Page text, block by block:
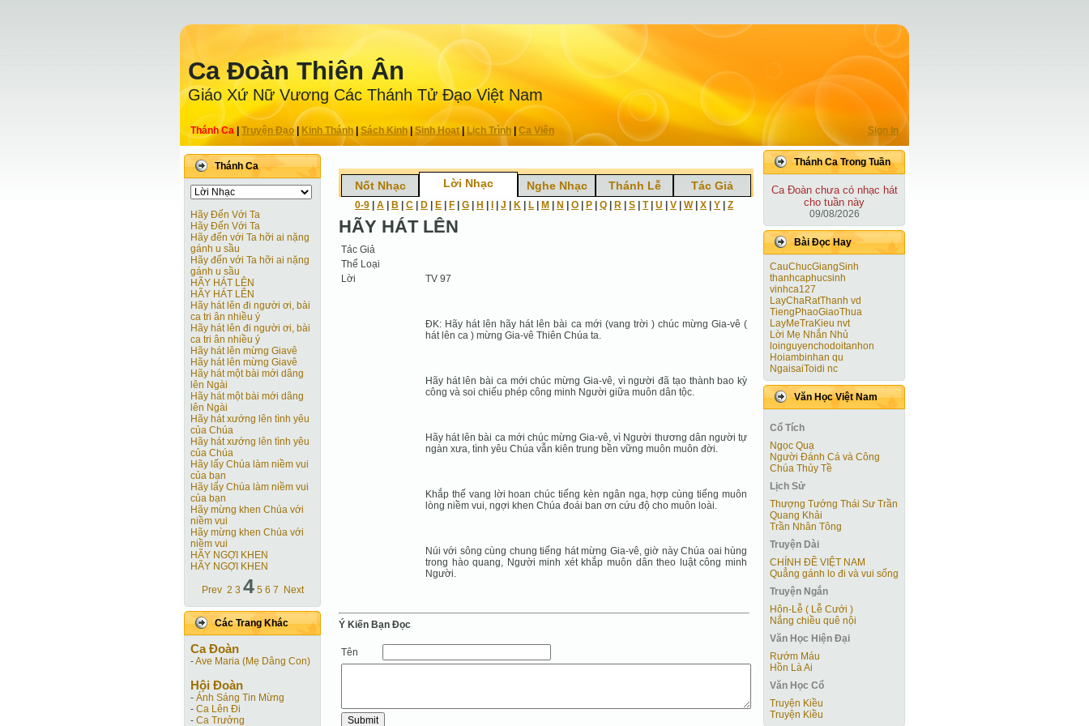
Ca Ðoàn Thiên Ân
Giáo Xứ Nữ Vương Các Thánh Tử Ðạo Việt Nam
Thánh Ca Truyện Ðạo| Kinh Thánh Sách Kinh|Sinh Hoạt| Lịch Trình Ca Viên Sign In
Thánh Ca
Hãy Đến Với Ta
Hãy Đến Với Ta
Hãy đến với Ta hỡi ai nặng
gánh u sầu
Hãy đến với Ta hỡi ai nặng
gánh u sầu
HÃY HÁT LÊN
HÃY HÁT LÊN
Hãy hát lên đi người ơi, bài
ca tri ân nhiều ý
Hãy hát lên đi người ơi, bài
ca tri ân nhiều ý
Hãy hát lên mừng Giavê
Hãy hát lên mừng Giavê
Hãy hát một bài mới dâng
lên Ngài
Hãy hát một bài mới dâng
lên Ngài
Hãy hát xướng lên tình yêu
của Chúa
Hãy hát xướng lên tình yêu
của Chúa
Hãy lấy Chúa làm niềm vui
của bạn
Hãy lấy Chúa làm niềm vui
của bạn
Hãy mừng khen Chúa với
niềm vui
Hãy mừng khen Chúa với
niềm vui
HÃY NGỢI KHEN
HÃY NGỢI KHEN
Prev 2 3 4 5 6 7 Next
Các Trang Khác
Ca Ðoàn
-Ave Maria (Mẹ Dâng Con)
Hội Ðoàn
- Ánh Sáng Tin Mừng
- Ca Lên Đi
- Ca Trưởng
Nốt Nhạc Lời Nhạc Nghe Nhạc Thánh Lễ Tác Giả
0-9 A B C D E F G H J K L M N O P Q R S T| U V W| X Y Z
HÃY HÁT LÊN
Tác Giả
Thể Loại
Lời
TV 97
ĐK: Hãy hát lên hãy hát lên bài ca mới (vang trời ) chúc mừng Gia-vê (
hát lên ca ) mừng Gia-vê Thiên Chúa ta.
Hãy hát lên bài ca mới chúc mừng Gia-vê, vì người đã tạo thành bao kỳ
công và soi chiếu phép công minh Người giữa muôn dân tộc.
Hãy hát lên bài ca mới chúc mừng Gia-vê, vì Người thương dân người tự
ngàn xưa, tình yêu Chúa vẫn kiên trung bền vững muôn muôn đời.
Khắp thế vang lời hoan chúc tiếng kèn ngân nga, hợp cùng tiếng muôn
lòng niềm vui, ngợi khen Chúa đoái ban ơn cứu độ cho muôn loài.
Núi với sông cùng chung tiếng hát mừng Gia-vê, giờ này Chúa oai hùng
trong hào quang, Người minh xét khắp muôn dân theo luật công minh
Người.
Ý Kiến Bạn Ðọc
Tên
Thánh Ca Trong Tuần
Ca Ðoàn chưa có nhạc hát
cho tuần này
09/08/2026
Bài Ðọc Hay
CauChucGiangSinh
thanhcaphucsinh
vinhca127
LayChaRatThanh vd
TiengPhaoGiaoThua
LayMeTraKieu nvt
Lời Mẹ Nhắn Nhủ
loinguyenchodoitanhon
Hoiambinhan qu
NgaisaiToidi nc
Văn Học Việt Nam
Cổ Tích
Ngọc Quạ
Người Ðánh Cá và Công
Chúa Thủy Tề
Lịch Sử
Thượng Tướng Thái Sư Trần
Quang Khải
Trần Nhân Tông
Truyện Dài
CHÍNH ĐỀ VIỆT NAM
Quẳng gánh lo đi và vui sống
Truyện Ngắn
Hôn-Lễ ( Lễ Cưới )
Nắng chiều quê nội
Văn Học Hiện Ðại
Rướm Máu
Hồn Là Ai
Văn Học Cổ
Truyện Kiều
Truyện Kiều